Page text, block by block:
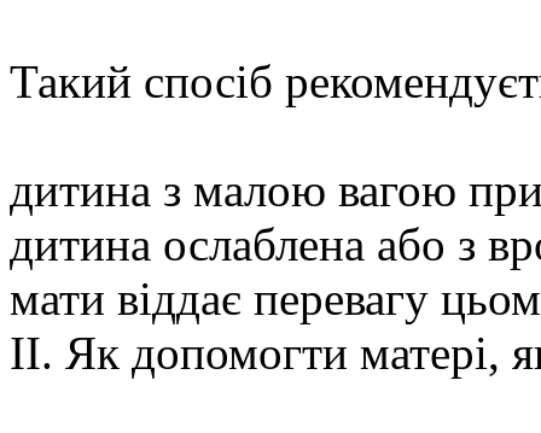
Такий спосіб
дитина з малою вагою
дитина ослаблена або з
мати віддає перевагу
ІІ. Як допомогти матері,